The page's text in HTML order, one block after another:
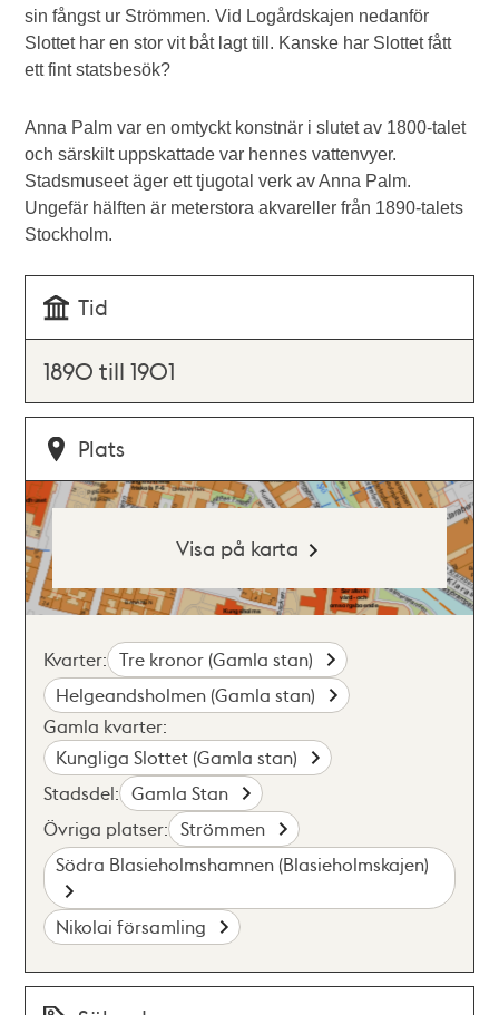
sin fångst ur Strömmen. Vid Logårdskajen nedanför
Slottet har en stor vit båt lagt till. Kanske har Slottet fått
ett fint statsbesök?
Anna Palm var en omtyckt konstnär i slutet av 1800-talet
och särskilt uppskattade var hennes vattenvyer.
Stadsmuseet äger ett tjugotal verk av Anna Palm.
Ungefär hälften är meterstora akvareller från 1890-talets
Stockholm.
Tid
1890 till 1901
Plats
Visa på karta
Kvarter: Tre kronor (Gamla stan)
Helgeandsholmen (Gamla stan)
Gamla kvarter:
Kungliga Slottet (Gamla stan)
Stadsdel: Gamla Stan
Övriga platser: Strömmen
Södra Blasieholmshamnen (Blasieholmskajen)
Nikolai församling